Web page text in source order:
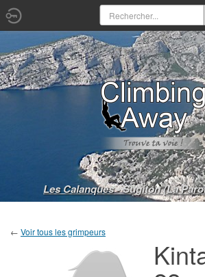
Les Calanques - Sugiton (La
← Voir tous les grimpeurs